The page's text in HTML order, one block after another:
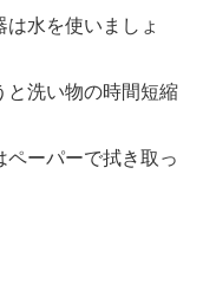
水を使いましょ
と洗い物の時間短縮
ペーパーで拭き取っ